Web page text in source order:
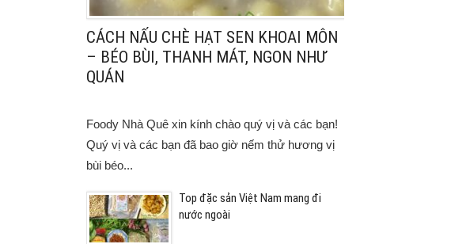
CÁCH NẤU CHÈ HẠT SEN KHOAI MÔN
– BÉO BÙI, THANH MÁT, NGON NHƯ
QUÁN
Foody Nhà Quê xin kính chào quý vị và các bạn!
Quý vị và các bạn đã bao giờ nếm thử hương vị
bùi béo...
Top đặc sản Việt Nam mang đi
nước ngoài